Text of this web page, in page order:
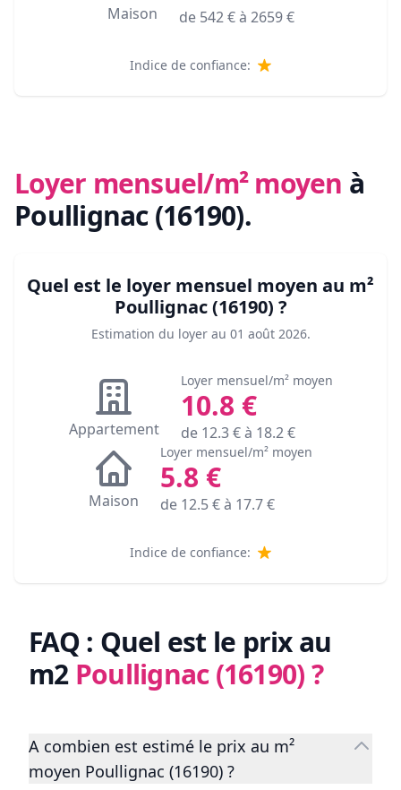
Maison de 542€ à 2659€
Indice de confiance:
Loyer mensuel/m² moyen à
Poullignac (16190).
Quel est le loyer mensuel moyen au m²
Poullignac (16190) ?
Estimation du loyer au 01 août 2026.
Appartement
Loyer mensuel/m² moyen
10.8 €
de 12.3€ à 18.2€
Maison
Loyer mensuel/m² moyen
5.8 €
de 12.5€ à 17.7€
Indice de confiance:
FAQ : Quel est le prix au
m2 Poullignac (16190)?
A combien est estimé le prix au m²
moyen Poullignac (16190) ?